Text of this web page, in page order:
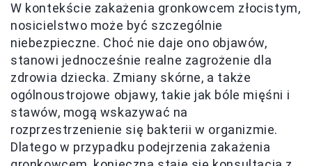
W kontekście zakażenia gronkowcem złocistym,
nosicielstwo może być szczególnie
niebezpieczne. Choć nie daje ono objawów,
stanowi jednocześnie realne zagrożenie dla
zdrowia dziecka. Zmiany skórne, a także
ogólnoustrojowe objawy, takie jak bóle mięśni i
stawów, mogą wskazywać na
rozprzestrzenienie się bakterii w organizmie.
Dlatego w przypadku podejrzenia zakażenia